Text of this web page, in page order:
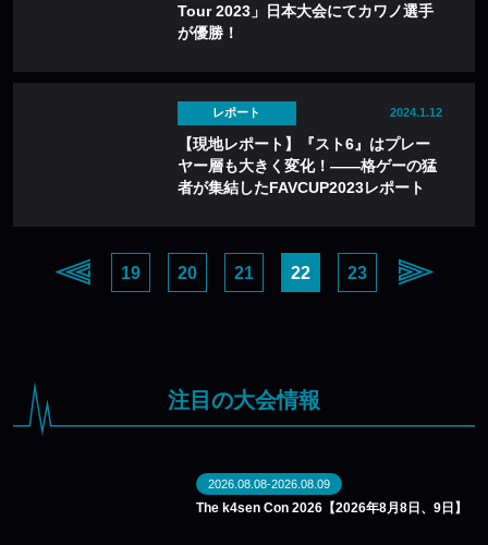
Tour 2023」日本大会にてカワノ選手
が優勝！
レポート 2024.1.12
【現地レポート】『スト6』はプレー
ヤー層も大きく変化！——格ゲーの猛
者が集結したFAVCUP2023レポート
19 20 21 22 23
注目の大会情報
2026.08.08-2026.08.09
The k4sen Con 2026【2026年8月8日、9日】